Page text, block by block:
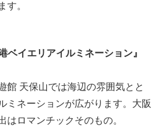
す。
ベイエリアイルミネーション』
館 天保山では海辺の雰囲気とと
ミネーションが広がります。大阪
はロマンチックそのもの。